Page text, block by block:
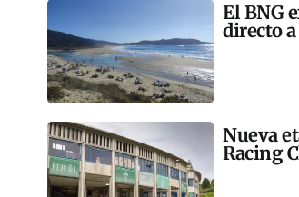
El BNG
directo
Nueva
Racing